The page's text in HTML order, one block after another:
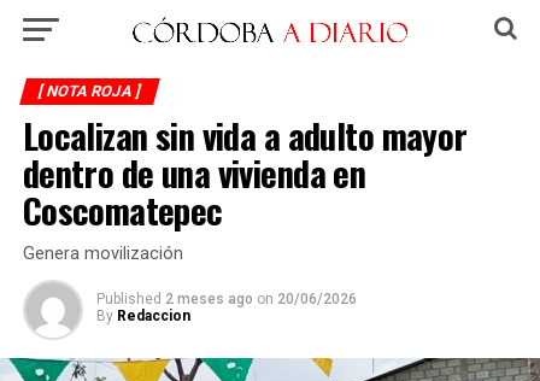
[ NOTA ROJA ]
Localizan sin vida a adulto mayor
dentro de una vivienda en
Coscomatepec
Genera movilización
Published 2 meses ago on 20/06/2026
By Redaccion